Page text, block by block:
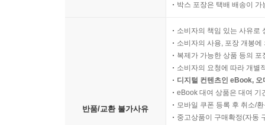
박스 포장은 택배 배송이
반품/교환 불가사유
소비자의 책임 있는 사유로
소비자의 사용, 포장 개봉
복제가 가능한 상품 등의
소비자의 요청에 따라 개별
디지털 컨텐츠인 eBook,
eBook 대여 상품은 대여 기
모바일 쿠폰 등록 후 취소/
중고상품이 구매확정(자동